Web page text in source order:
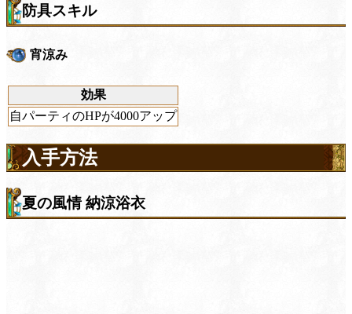
防具スキル
宵涼み
効果
自パーティのHPが4000アップ
入手方法
夏の風情 納涼浴衣